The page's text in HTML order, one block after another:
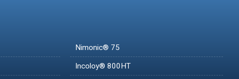
Nimonic® 75
Incoloy® 800HT